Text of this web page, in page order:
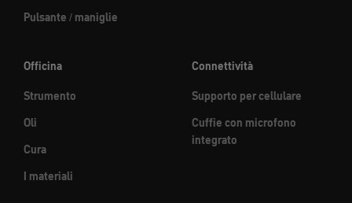
Pulsante / maniglie
Officina
Strumento
Oli
Cura
I materiali
Connettività
Supporto per cellulare
Cuffie con microfono
integrato